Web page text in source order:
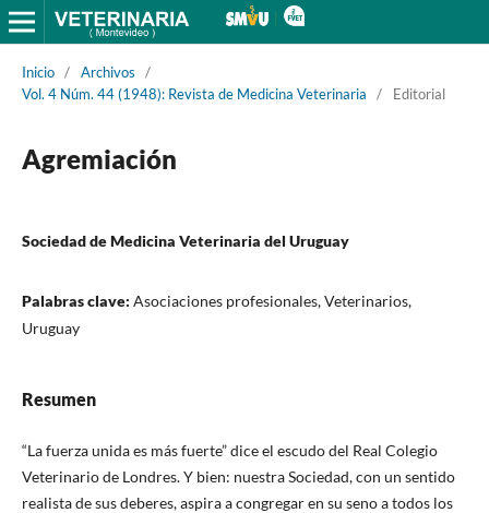
Inicio / Archivos
/
Vol. 4 Núm. 44 (1948): Revista de Medicina Veterinaria
/ Editorial
Agremiación
Sociedad de Medicina Veterinaria del Uruguay
Palabras clave: Asociaciones profesionales, Veterinarios,
Uruguay
Resumen
“La fuerza unida es más fuerte” dice el escudo del Real Colegio
Veterinario de Londres. Y bien: nuestra Sociedad, con un sentido
realista de sus deberes, aspira a congregar en su seno a todos los